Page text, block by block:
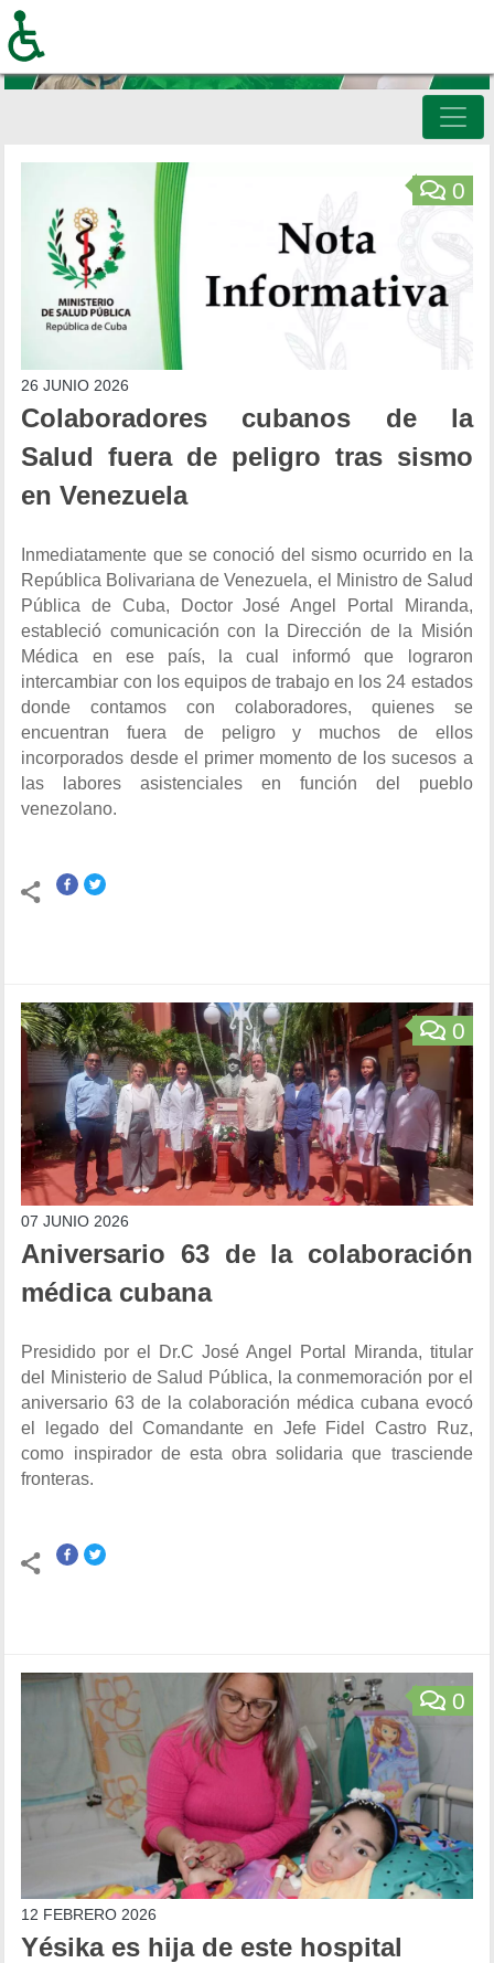
principal
Inicio 0
26 JUNIO 2026
Colaboradores cubanos de la
Salud fuera de peligro tras sismo
en Venezuela
Inmediatamente que se conoció del sismo ocurrido en la
República Bolivariana de Venezuela, el Ministro de Salud
Pública de Cuba, Doctor José Angel Portal Miranda,
estableció comunicación con la Dirección de la Misión
Médica en ese país, la cual informó que lograron
intercambiar con los equipos de trabajo en los 24 estados
donde contamos con colaboradores, quienes se
encuentran fuera de peligro y muchos de ellos
incorporados desde el primer momento de los sucesos a
las labores asistenciales en función del pueblo
venezolano.
0
07 JUNIO 2026
Aniversario 63 de la colaboración
médica cubana
Presidido por el Dr.C José Angel Portal Miranda, titular
del Ministerio de Salud Pública, la conmemoración por el
aniversario 63 de la colaboración médica cubana evocó
el legado del Comandante en Jefe Fidel Castro Ruz,
como inspirador de esta obra solidaria que trasciende
fronteras.
0
12 FEBRERO 2026
Yésika es hija de este hospital